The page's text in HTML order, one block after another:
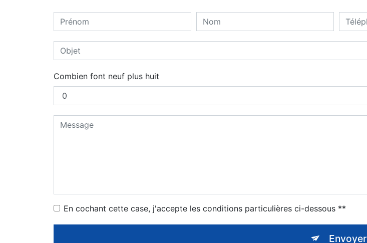
Combien font neuf plus huit
En cochant cette case, j'accepte les conditions particulières ci-dessous **
Envoyer